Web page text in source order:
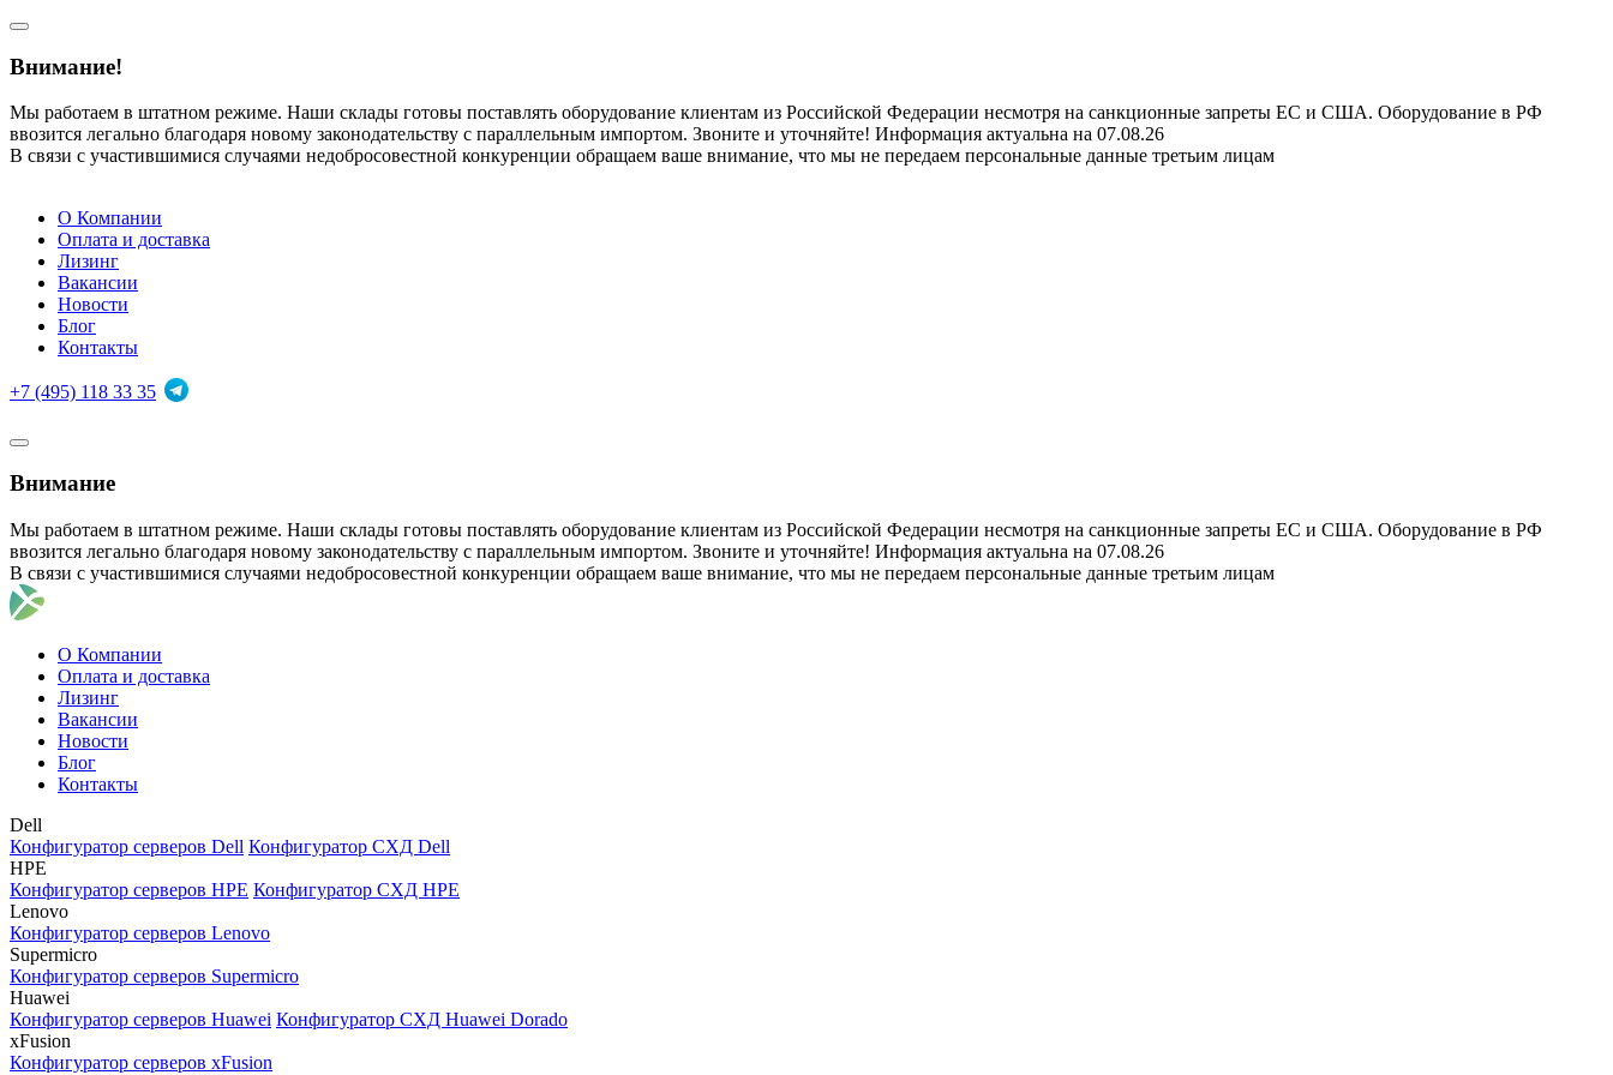
Внимание!
Мы работаем в штатном режиме. Наши склады готовы поставлять оборудование клиентам из Российской Федерации несмотря на санкционные запреты ЕС и США. Оборудование в РФ
ввозится легально благодаря новому законодательству с параллельным импортом. Звоните и уточняйте! Информация актуальна на 07.08.26
В связи с участившимися случаями недобросовестной конкуренции обращаем ваше внимание, что мы не передаем персональные данные третьим лицам
О Компании
Оплата и доставка
Лизинг
Вакансии
Новости
Блог
Контакты
+7 (495) 118 33 35
Внимание
Мы работаем в штатном режиме. Наши склады готовы поставлять оборудование клиентам из Российской Федерации несмотря на санкционные запреты ЕС и США. Оборудование в РФ
ввозится легально благодаря новому законодательству с параллельным импортом. Звоните и уточняйте! Информация актуальна на 07.08.26
В связи с участившимися случаями недобросовестной конкуренции обращаем ваше внимание, что мы не передаем персональные данные третьим лицам
О Компании
Оплата и доставка
Лизинг
Вакансии
Новости
Блог
Контакты
Dell
Конфигуратор серверов Dell Конфигуратор СХД Dell
HPE
Конфигуратор серверов HPE Конфигуратор СХД HPE
Lenovo
Конфигуратор серверов Lenovo
Supermicro
Конфигуратор серверов Supermicro
Huawei
Конфигуратор серверов Huawei Конфигуратор СХД Huawei Dorado
xFusion
Конфигуратор серверов xFusion